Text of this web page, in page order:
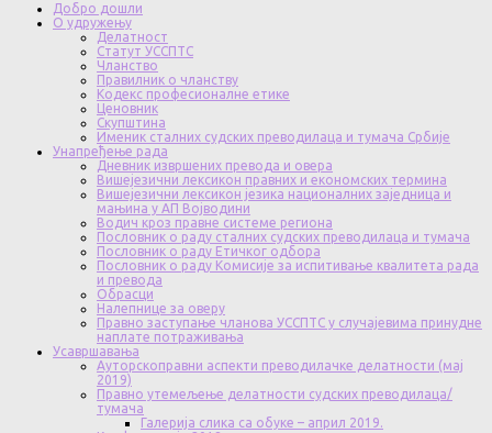
Добро дошли
О удружењу
Делатност
Статут УССПТС
Чланство
Правилник о чланству
Кодекс професионалне етике
Ценовник
Скупштина
Именик сталних судских преводилаца и тумача Србије
Унапређење рада
Дневник извршених превода и овера
Вишејезични лексикон правних и економских термина
Вишејезични лексикон језика националних заједница и
мањина у АП Војводини
Водич кроз правне системе региона
Пословник о раду сталних судских преводилаца и тумача
Пословник о раду Етичког одбора
Пословник о раду Комисије за испитивање квалитета рада
и превода
Обрасци
Налепнице за оверу
Правно заступање чланова УССПТС у случајевима принудне
наплате потраживања
Усавршавања
Ауторскоправни аспекти преводилачке делатности (мај
2019)
Правно утемељење делатности судских преводилаца/
тумача
Галерија слика са обуке – април 2019.